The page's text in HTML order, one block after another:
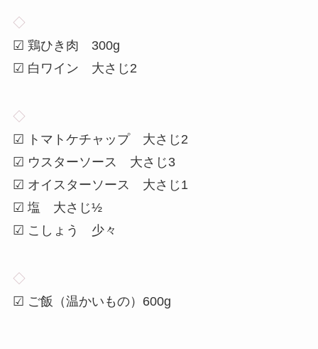
◇
☑ 鶏ひき肉 300g
☑ 白ワイン 大さじ2
◇
☑ トマトケチャップ 大さじ2
☑ ウスターソース 大さじ3
☑ オイスターソース 大さじ1
☑ 塩 大さじ½
☑ こしょう 少々
◇
☑ ご飯（温かいもの）600g